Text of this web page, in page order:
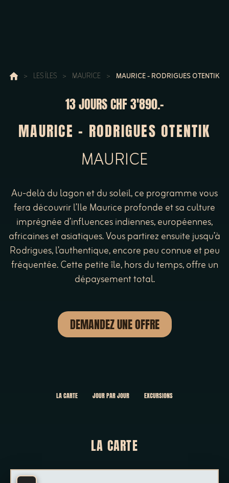
> LES ÎLES > MAURICE > MAURICE - RODRIGUES OTENTIK
13 JOURSCHF 3'890.-
MAURICE - RODRIGUES OTENTIK
MAURICE
Au-delà du lagon et du soleil, ce programme vous
fera découvrir l’Ile Maurice profonde et sa culture
imprégnée d’influences indiennes, européennes,
africaines et asiatiques. Vous partirez ensuite jusqu’à
Rodrigues, l’authentique, encore peu connue et peu
fréquentée. Cette petite île, hors du temps, offre un
dépaysement total.
DEMANDEZ UNE OFFRE
LA CARTE JOUR PAR JOUR EXCURSIONS
LA CARTE